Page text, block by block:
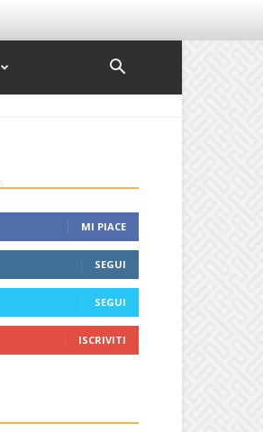
MI PIACE
SEGUI
SEGUI
ISCRIVITI